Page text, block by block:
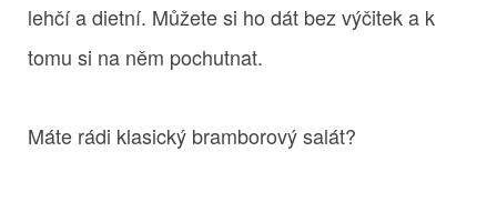
lehčí a dietní. Můžete si ho dát bez výčitek a k
tomu si na něm pochutnat.
Máte rádi klasický bramborový salát?